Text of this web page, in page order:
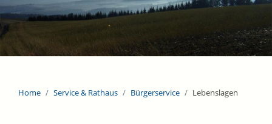
Home Service & Rathaus Bürgerservice Lebenslagen